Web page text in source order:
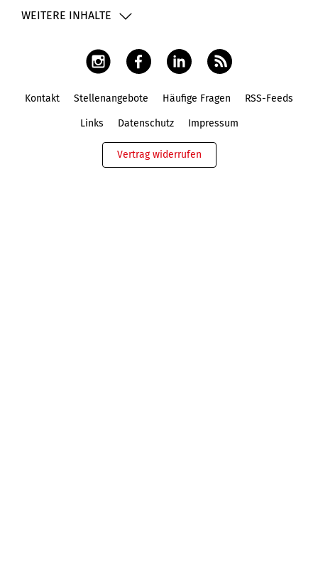
WEITERE INHALTE
Kontakt Stellenangebote Häufige Fragen RSS-Feeds
Links Datenschutz Impressum
Vertrag widerrufen